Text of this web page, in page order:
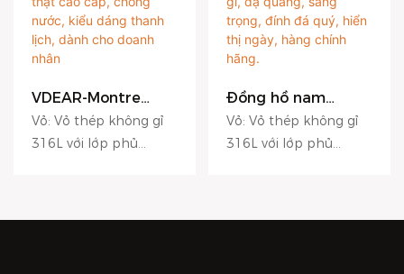
VDEAR-Montre
Homme Cuir De
Luxe Đồng hồ nam
dây da thật cao
doanh nhân
Vỏ: Vỏ thép không gỉ
316L với lớp phủ
Đồng hồ nam
VDEAR-18K vàng
thạch anh, mặt
vuông, thép không
chính hãng.
Vỏ: Vỏ thép không gỉ
316L với lớp phủ